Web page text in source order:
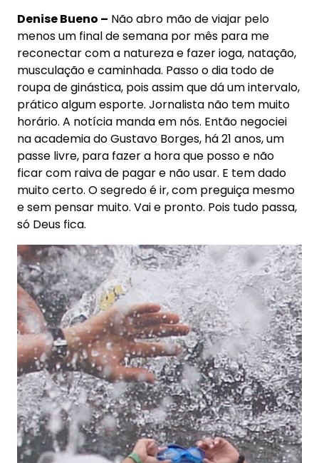
Denise Bueno – Não abro mão de viajar pelo
menos um final de semana por mês para me
reconectar com a natureza e fazer ioga, natação,
musculação e caminhada. Passo o dia todo de
roupa de ginástica, pois assim que dá um intervalo,
prático algum esporte. Jornalista não tem muito
horário. A notícia manda em nós. Então negociei
na academia do Gustavo Borges, há 21 anos, um
passe livre, para fazer a hora que posso e não
ficar com raiva de pagar e não usar. E tem dado
muito certo. O segredo é ir, com preguiça mesmo
e sem pensar muito. Vai e pronto. Pois tudo passa,
só Deus fica.